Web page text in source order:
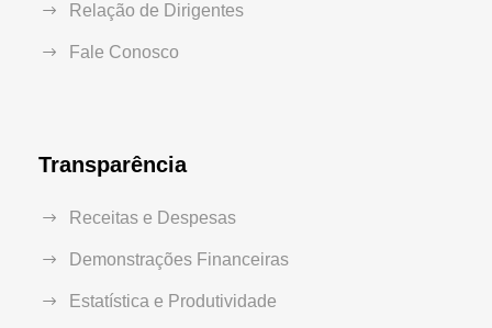
Relação de Dirigentes
Fale Conosco
Transparência
Receitas e Despesas
Demonstrações Financeiras
Estatística e Produtividade